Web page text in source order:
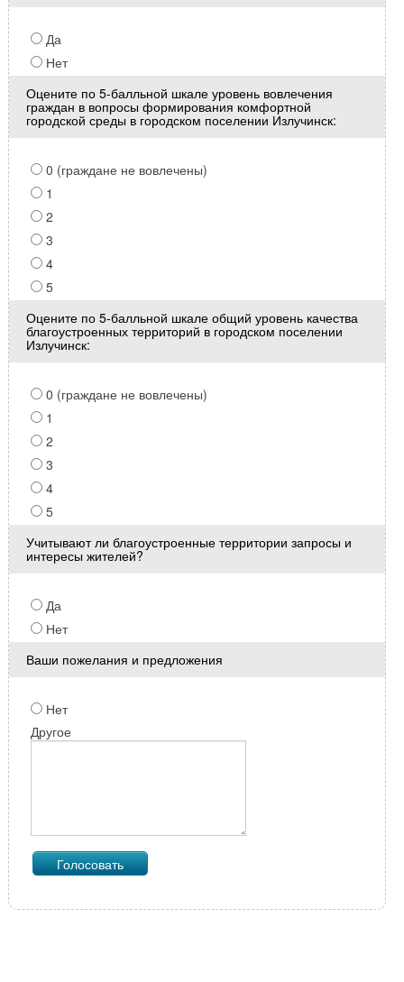
Да
Нет
Оцените по 5-балльной шкале уровень вовлечения
граждан в вопросы формирования комфортной
городской среды в городском поселении Излучинск:
0 (граждане не вовлечены)
1
2
3
4
5
Оцените по 5-балльной шкале общий уровень качества
благоустроенных территорий в городском поселении
Излучинск:
0 (граждане не вовлечены)
1
2
3
4
5
Учитывают ли благоустроенные территории запросы и
интересы жителей?
Да
Нет
Ваши пожелания и предложения
Нет
Другое